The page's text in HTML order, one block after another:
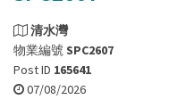
清水灣
物業編號SPC2607
Post ID 165641
07/08/2026